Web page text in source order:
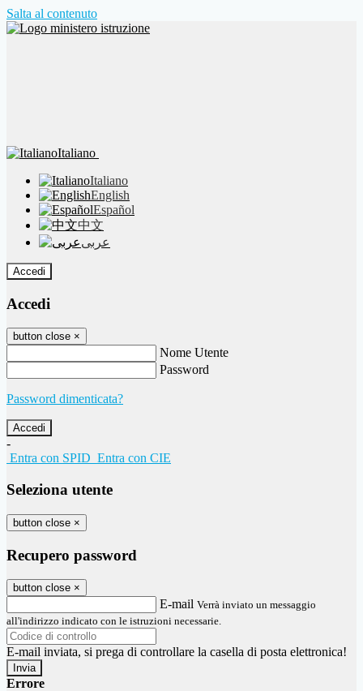
Salta al contenuto
Italiano
Italiano
English
Español
中文
عربى
Accedi
Accedi
button close ×
Nome Utente
Password
Password dimenticata?
-
Entra con SPID Entra con CIE
Seleziona utente
button close ×
Recupero password
button close ×
E-mail Verrà inviato un messaggio
all'indirizzo indicato con le istruzioni necessarie.
E-mail inviata, si prega di controllare la casella di posta elettronica!
Errore